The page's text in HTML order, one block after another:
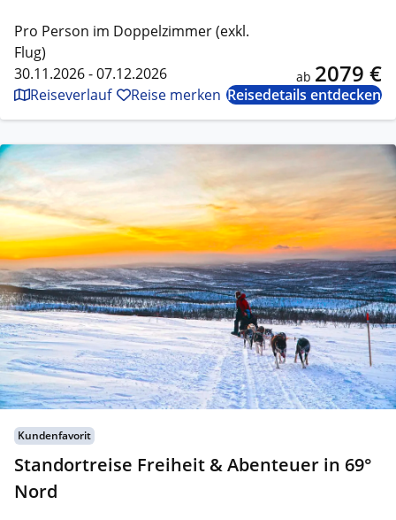
Pro Person im Doppelzimmer (exkl.
Flug)
30.11.2026 - 07.12.2026
ab 2079 €
Reiseverlauf Reise merken Reisedetails entdecken
Kundenfavorit
Standortreise Freiheit & Abenteuer in 69°
Nord